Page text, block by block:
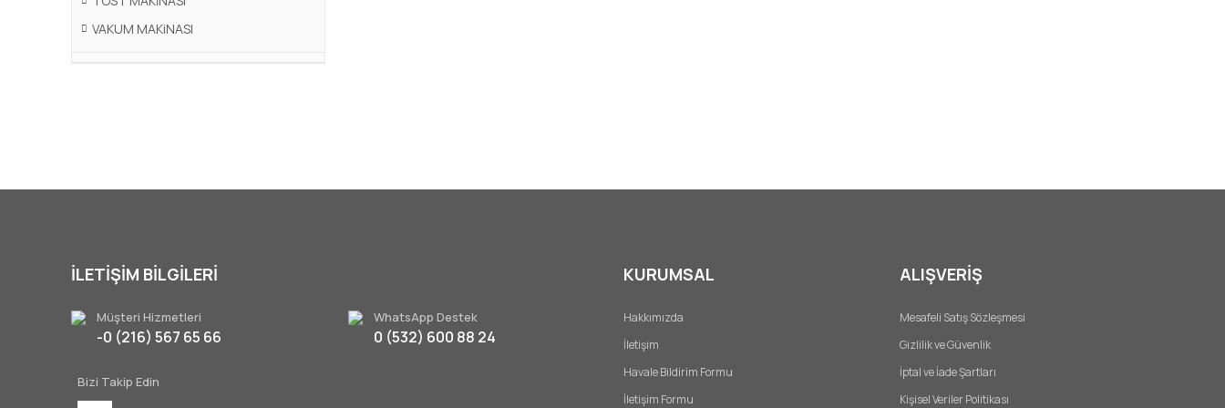
VAKUM MAKiNASI
İLETİŞİM BİLGİLERİ
Müşteri Hizmetleri
-0 (216) 567 65 66
WhatsApp Destek
0 (532) 600 88 24
Bizi Takip Edin
KURUMSAL
Hakkımızda
İletişim
Havale Bildirim Formu
İletişim Formu
ALIŞVERİŞ
Mesafeli Satış Sözleşmesi
Gizlilik ve Güvenlik
İptal ve İade Şartları
Kişisel Veriler Politikası